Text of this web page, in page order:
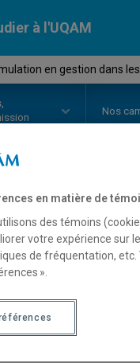
à l'UQAM
en gestion dans
Nos
COURS//
Description
en matière de
des témoins
votre expérience sur
de fréquentation,
».